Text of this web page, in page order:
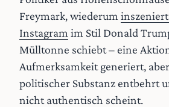
Freymark, wiederum
Instagram im Stil Donald
Mülltonne schiebt – eine
Aufmerksamkeit generiert,
politischer Substanz entbehrt
nicht authentisch scheint.